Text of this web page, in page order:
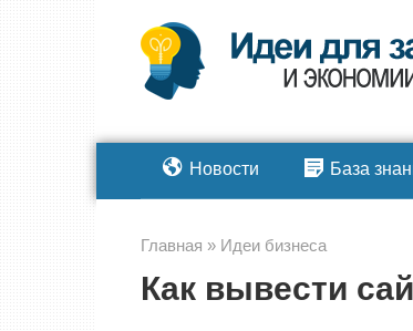
Новости База
Главная » Идеи бизнеса
Как вывести